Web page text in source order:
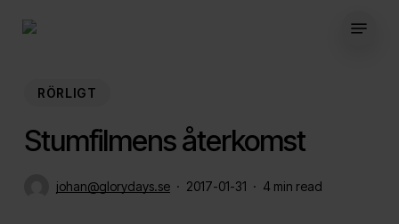
RÖRLIGT
Stumfilmens återkomst
johan@glorydays.se 2017-01-31 4 min read